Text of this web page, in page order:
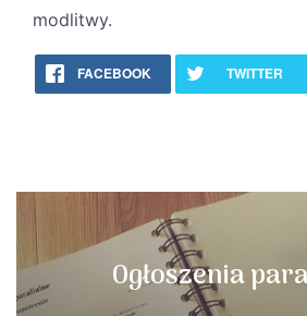
modlitwy.
FACEBOOK TWITTER
Ogłoszenia